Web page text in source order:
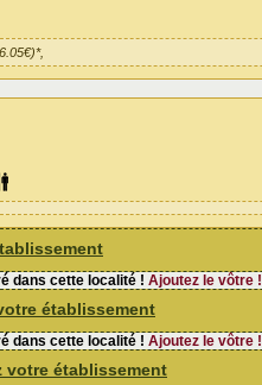
dans cette localité ! Ajoutez le vôtre !
établissement
dans cette localité ! Ajoutez le vôtre !
votre établissement